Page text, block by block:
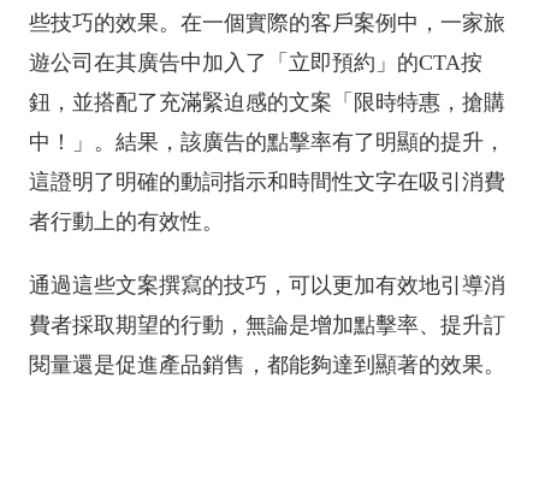
些技巧的效果。在一個實際的客戶案例中，一家旅
遊公司在其廣告中加入了「立即預約」的CTA按
鈕，並搭配了充滿緊迫感的文案「限時特惠，搶購
中！」。結果，該廣告的點擊率有了明顯的提升，
這證明了明確的動詞指示和時間性文字在吸引消費
者行動上的有效性。
通過這些文案撰寫的技巧，可以更加有效地引導消
費者採取期望的行動，無論是增加點擊率、提升訂
閱量還是促進產品銷售，都能夠達到顯著的效果。